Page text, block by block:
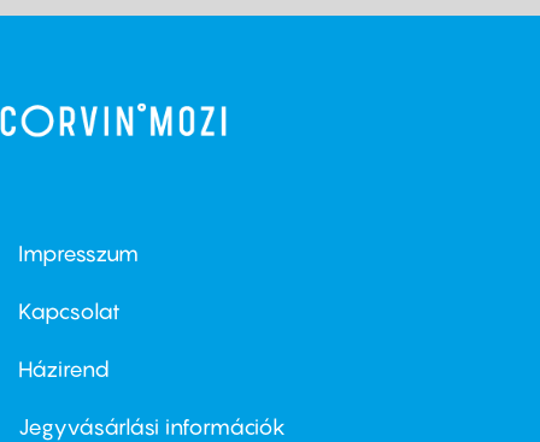
Footer
first
Impresszum
Kapcsolat
Footer
second
Házirend
Jegyvásárlási információk